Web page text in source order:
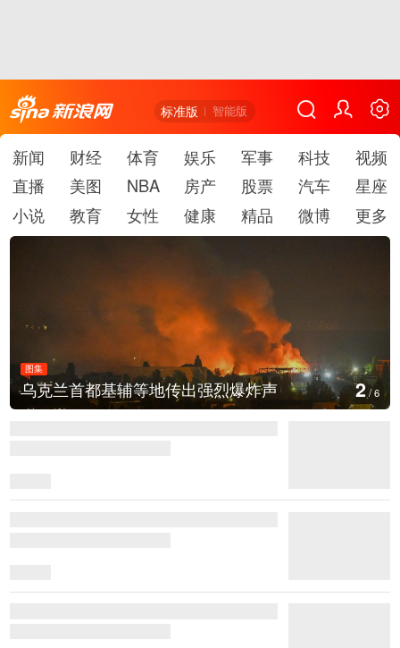
标准版 智能版
新闻 财经 体育 娱乐 军事 科技
视频
直播
美图 NBA 房产 股票 汽车
星座
小说
教育 女性 健康 精品 微博 更多
图集
美国：肯尼迪宣布医疗改革新举措 3/6